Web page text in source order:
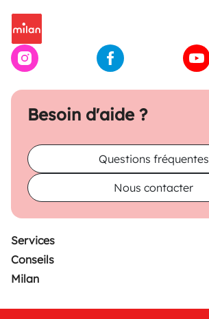
Besoin d'aide ?
Questions fréquentes
Nous contacter
Services
Conseils
Milan